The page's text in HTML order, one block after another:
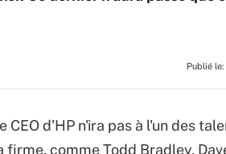
Publié le:
CEO d'HP n'ira pas à l'un des
firme, comme Todd Bradley,